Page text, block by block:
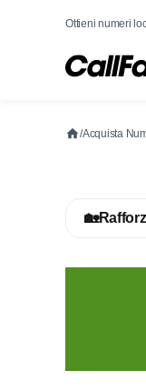
Ottieni numeri
/Acquista
🏡